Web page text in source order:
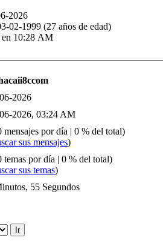
2026
02-1999 (27 años de edad)
en 10:28 AM
2026
2026, 03:24 AM
mensajes por día | 0 % del total)
sus mensajes)
temas por día | 0 % del total)
sus temas)
55 Segundos